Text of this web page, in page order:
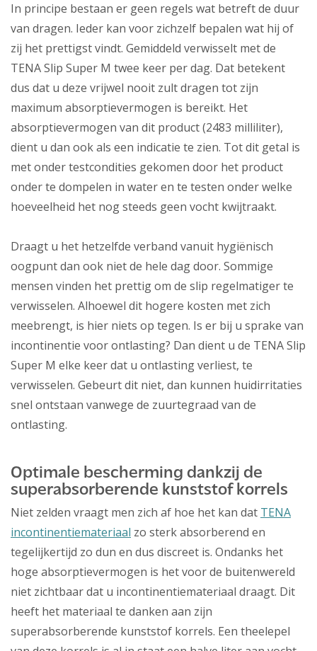
In principe bestaan er geen regels wat betreft de duur
van dragen. Ieder kan voor zichzelf bepalen wat hij of
zij het prettigst vindt. Gemiddeld verwisselt met de
TENA Slip Super M twee keer per dag. Dat betekent
dus dat u deze vrijwel nooit zult dragen tot zijn
maximum absorptievermogen is bereikt. Het
absorptievermogen van dit product (2483 milliliter),
dient u dan ook als een indicatie te zien. Tot dit getal is
met onder testcondities gekomen door het product
onder te dompelen in water en te testen onder welke
hoeveelheid het nog steeds geen vocht kwijtraakt.
Draagt u het hetzelfde verband vanuit hygiënisch
oogpunt dan ook niet de hele dag door. Sommige
mensen vinden het prettig om de slip regelmatiger te
verwisselen. Alhoewel dit hogere kosten met zich
meebrengt, is hier niets op tegen. Is er bij u sprake van
incontinentie voor ontlasting? Dan dient u de TENA Slip
Super M elke keer dat u ontlasting verliest, te
verwisselen. Gebeurt dit niet, dan kunnen huidirritaties
snel ontstaan vanwege de zuurtegraad van de
ontlasting.
Optimale bescherming dankzij de
superabsorberende kunststof korrels
Niet zelden vraagt men zich af hoe het kan dat TENA
incontinentiemateriaal zo sterk absorberend en
tegelijkertijd zo dun en dus discreet is. Ondanks het
hoge absorptievermogen is het voor de buitenwereld
niet zichtbaar dat u incontinentiemateriaal draagt. Dit
heeft het materiaal te danken aan zijn
superabsorberende kunststof korrels. Een theelepel